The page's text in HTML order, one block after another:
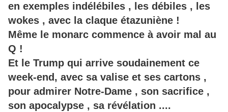
en exemples indélébiles , les débiles , les
wokes , avec la claque étazuniène !
Même le monarc commence à avoir mal au
Q !
Et le Trump qui arrive soudainement ce
week-end, avec sa valise et ses cartons ,
pour admirer Notre-Dame , son sacrifice ,
son apocalypse , sa révélation ....